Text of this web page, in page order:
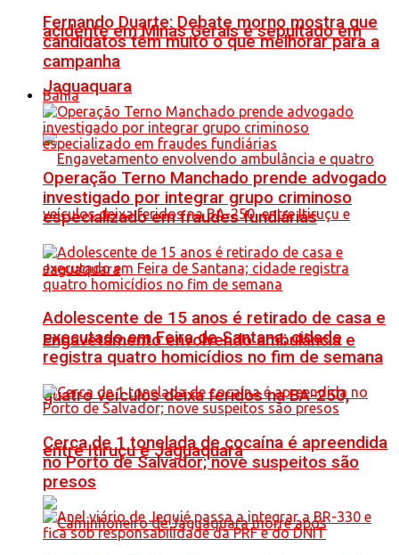
acidente em Minas Gerais é sepultado em
Jaguaquara
Engavetamento envolvendo ambulância e
quatro veículos deixa feridos na BA-250,
entre Itiruçu e Jaguaquara
Fernando Duarte: Debate morno mostra que
candidatos têm muito o que melhorar para a
campanha
Bahia
Operação Terno Manchado prende advogado
investigado por integrar grupo criminoso
especializado em fraudes fundiárias
Adolescente de 15 anos é retirado de casa e
executado em Feira de Santana; cidade
registra quatro homicídios no fim de semana
Cerca de 1 tonelada de cocaína é apreendida
no Porto de Salvador; nove suspeitos são
presos